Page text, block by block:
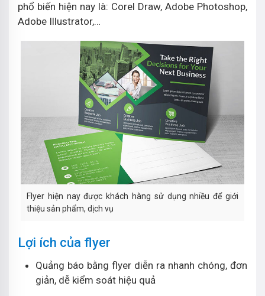
phổ biến hiện nay là: Corel Draw, Adobe Photoshop,
Adobe Illustrator,…
Flyer hiện nay được khách hàng sử dụng nhiều để giới
thiệu sản phẩm, dịch vụ
Lợi ích của flyer
Quảng báo bằng flyer diễn ra nhanh chóng, đơn
giản, dễ kiểm soát hiệu quả